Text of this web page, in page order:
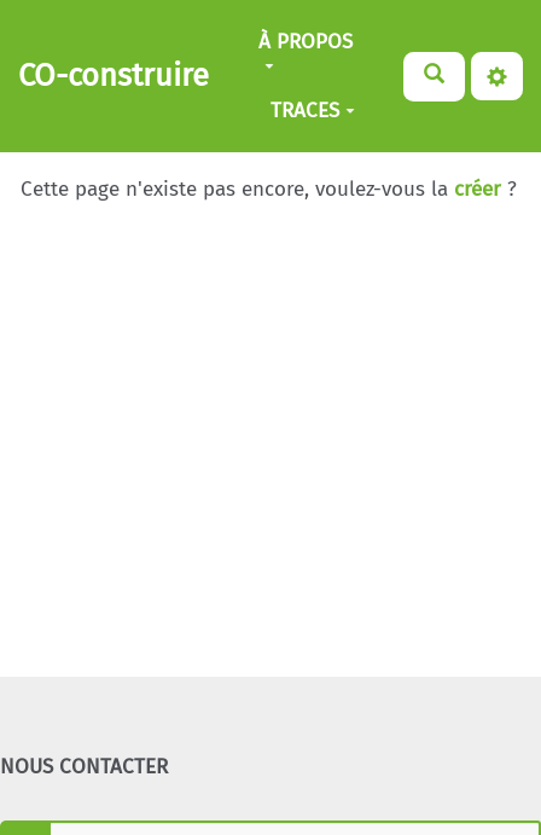
Aller au contenu principal
CO-construire
À PROPOS
TRACES
Cette page n'existe pas encore, voulez-vous la créer ?
NOUS CONTACTER